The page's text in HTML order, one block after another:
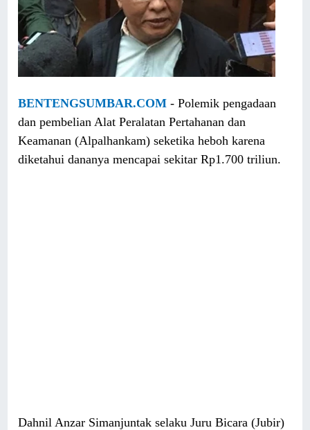
BENTENGSUMBAR.COM - Polemik pengadaan
dan pembelian Alat Peralatan Pertahanan dan
Keamanan (Alpalhankam) seketika heboh karena
diketahui dananya mencapai sekitar Rp1.700 triliun.
Dahnil Anzar Simanjuntak selaku Juru Bicara (Jubir)